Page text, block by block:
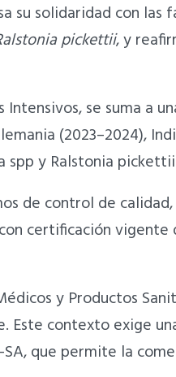
su solidaridad con
pickettii, y
se suma a
(2023–2024),
spp y Ralstonia
de control de
certificación vigente
y Productos
contexto exige
que permite la